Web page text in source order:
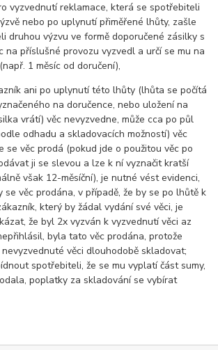
vyzvednutí reklamace, která se spotřebiteli
nebo po uplynutí přiměřené lhůty, zašle
druhou výzvu ve formě doporučené zásilky s
na příslušné provozu vyzvedl a určí se mu na
1 měsíc od doručení),
ani po uplynutí této lhůty (lhůta se počítá
na doručence, nebo uložení na
vrátí) věc nevyzvedne, může cca po půl
odhadu a skladovacích možností) věc
se věc prodá (pokud jde o použitou věc po
ji se slevou a lze k ní vyznačit kratší
však 12-měsíční), je nutné vést evidenci,
se věc prodána, v případě, že by se po lhůtě k
který by žádal vydání své věci, je
že byl 2x vyzván k vyzvednutí věci az
byla tato věc prodána, protože
věci dlouhodobě skladovat;
spotřebiteli, že se mu vyplatí část sumy,
poplatky za skladování se vybírat